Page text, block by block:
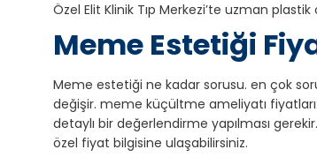
Özel Elit Klinik Tıp Merkezi’te uzman
Meme Estetiği
Meme estetiği ne kadar sorusu. en çok
değişir. meme küçültme ameliyatı
detaylı bir değerlendirme yapılması
özel fiyat bilgisine ulaşabilirsiniz.